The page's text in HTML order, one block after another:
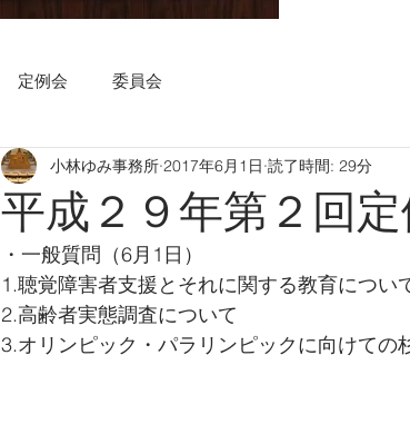
定例会 委員会
平成２９年第２回
小林ゆみ事務所 2017年6月1日 読了時間: 29分
・一般質問（6月1日）
1.聴覚障害者支援とそれに関する教育につい
2.高齢者実態調査について
3.オリンピック・パラリンピックに向けての